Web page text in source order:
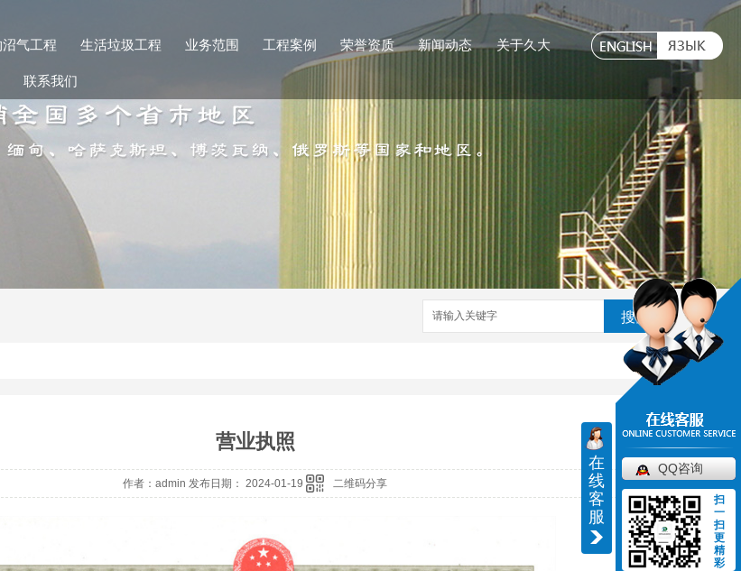
气工程 生活垃圾工程 业务范围 工程案例 荣誉资质 新闻动态 关于久大
联系我们
搜索
营业执照
作者：admin 发布日期： 2024-01-19 二维码分享
在
线
客
服
QQ咨询
扫
一
扫
更
精
彩